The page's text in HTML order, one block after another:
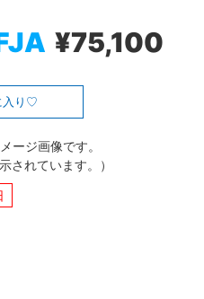
¥75,100
り
ージ画像です。
されています。）